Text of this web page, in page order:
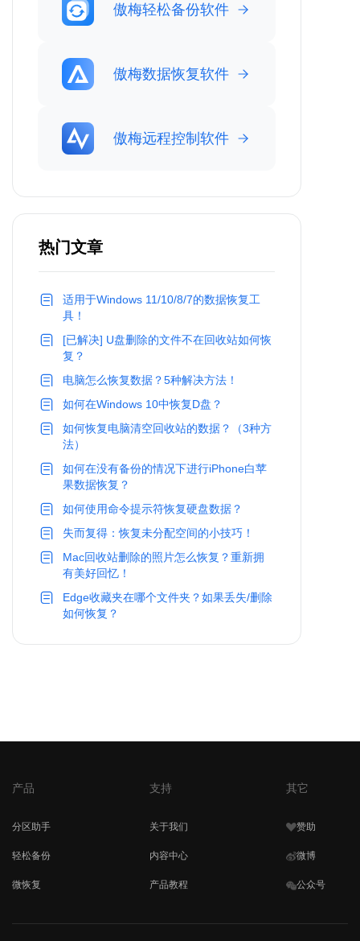
傲梅轻松备份软件
傲梅数据恢复软件
傲梅远程控制软件
热门文章
适用于Windows 11/10/8/7的数据恢复工
具！
[已解决] U盘删除的文件不在回收站如何恢
复？
电脑怎么恢复数据？5种解决方法！
如何在Windows 10中恢复D盘？
如何恢复电脑清空回收站的数据？（3种方
法）
如何在没有备份的情况下进行iPhone白苹
果数据恢复？
如何使用命令提示符恢复硬盘数据？
失而复得：恢复未分配空间的小技巧！
Mac回收站删除的照片怎么恢复？重新拥
有美好回忆！
Edge收藏夹在哪个文件夹？如果丢失/删除
如何恢复？
产品
分区助手
轻松备份
微恢复
支持
关于我们
内容中心
产品教程
其它
赞助
微博
公众号